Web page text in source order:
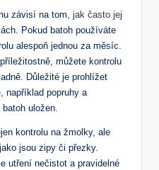
závisí na tom, jak často jej
Pokud batoh používáte
‍alespoň ⁤jednou za měsíc.
můžete⁤ kontrolu
Důležité je prohlížet‌
například popruhy a
uložen.
kontrolu na žmolky, ale
jsou zipy či ‍přezky.
utření nečistot‍ a pravidelné